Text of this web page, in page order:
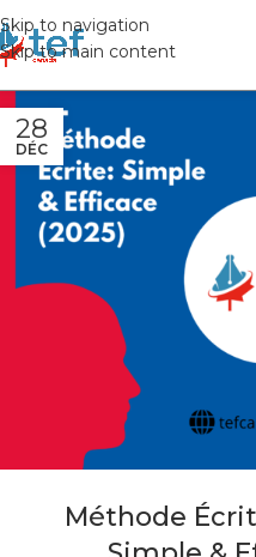
Skip to navigation
Skip to main content
28
DÉC
Méthode